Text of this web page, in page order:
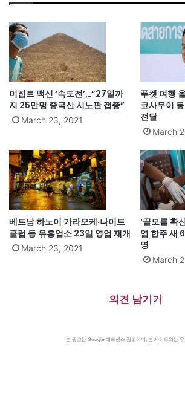
이집트 백신 ‘속도전’…”27일까
지 25만명 중국산 시노판 접종”
March 23, 2021
푸켓 여행
코사무이
전달
March
베트남 하노이 가라오케·나이트
클럽 등 유흥업소 23일 영업 재개
March 23, 2021
‘끝모를 확
염 한주 새
명
March
의견 남기기
본 광고는 Google 애드센스 광고이며, 본 사이트와는 무